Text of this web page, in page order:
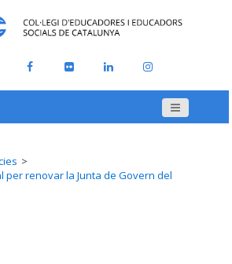
per renovar la Junta de Govern del